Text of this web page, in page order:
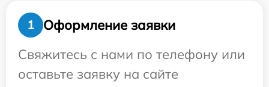
1
Оформление заявки
Свяжитесь с нами по телефону или
оставьте заявку на сайте